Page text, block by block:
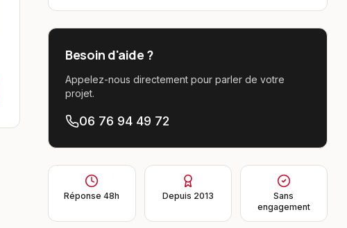
Besoin d'aide ?
Appelez-nous directement pour parler de votre
projet.
06 76 94 49 72
Réponse 48h Depuis 2013
Sans
engagement